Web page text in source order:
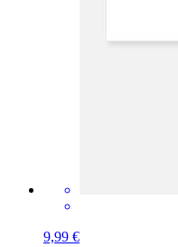
9,99 €